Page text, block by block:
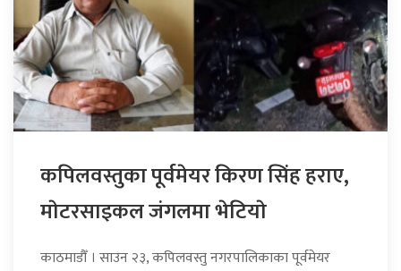
कपिलवस्तुका पूर्वमेयर किरण सिंह हराए,
माेटरसाइकल जंगलमा भेटियाे
काठमाडौँ । साउन २३, कपिलवस्तु नगरपालिकाका पूर्वमेयर